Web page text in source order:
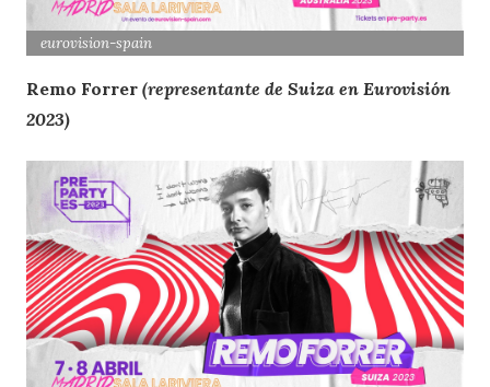
eurovision-spain
Remo Forrer (representante de Suiza en Eurovisión
2023)